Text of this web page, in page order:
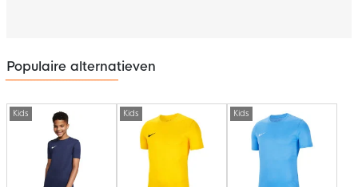
Populaire alternatieven
Kids Kids Kids